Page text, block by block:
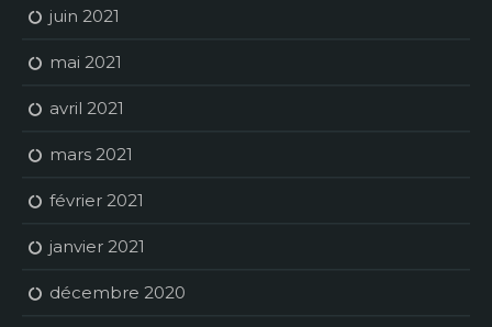
juin 2021
mai 2021
avril 2021
mars 2021
février 2021
janvier 2021
décembre 2020